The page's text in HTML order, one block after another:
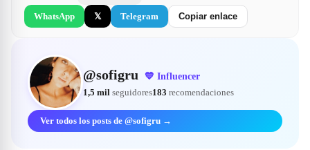
WhatsApp 𝕏 Telegram Copiar enlace
@sofigru 💙 Influencer
1,5 mil seguidores183 recomendaciones
Ver todos los posts de @sofigru →